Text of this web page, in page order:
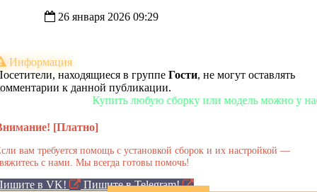
26 января 2026 09:29
Информация
находящиеся в группе Гости, не могут оставлять
к данной публикации.
Купить любую сборку или модель можно у нас в
[Платно]
вам требуется помощь с установкой сборок и их настройкой —
с нами. Мы всегда готовы помочь!
в VK! Пишите в Telegram!